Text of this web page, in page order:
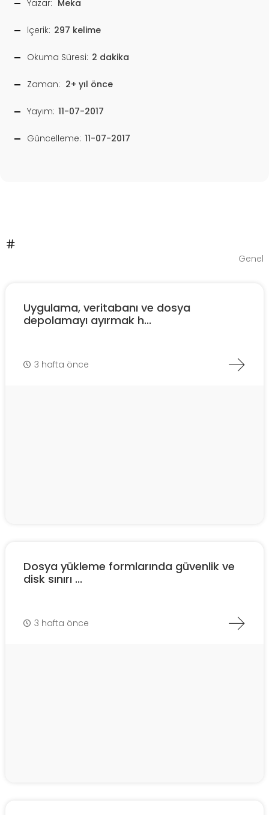
Yazar: Meka
İçerik: 297 kelime
Okuma Süresi: 2 dakika
Zaman: 2+ yıl önce
Yayım: 11-07-2017
Güncelleme: 11-07-2017
Genel
Uygulama, veritabanı ve dosya
depolamayı ayırmak h...
3 hafta önce
Dosya yükleme formlarında güvenlik ve
disk sınırı ...
3 hafta önce